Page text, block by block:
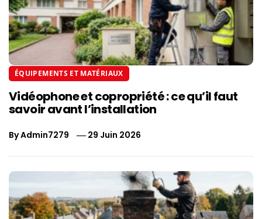
ÉQUIPEMENTS ET MATÉRIAUX
Vidéophone et copropriété : ce qu’il faut
savoir avant l’installation
ByAdmin7279 29 Juin 2026